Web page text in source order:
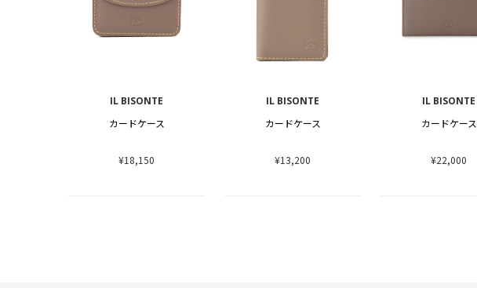
IL BISONTE
カードケース
¥18,150
IL BISONTE
カードケース
¥13,200
IL BISONTE
カードケース
¥22,000